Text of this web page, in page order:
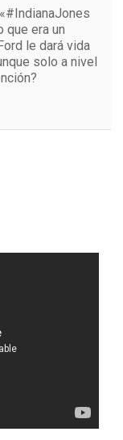
que era un
le dará vida
solo a nivel